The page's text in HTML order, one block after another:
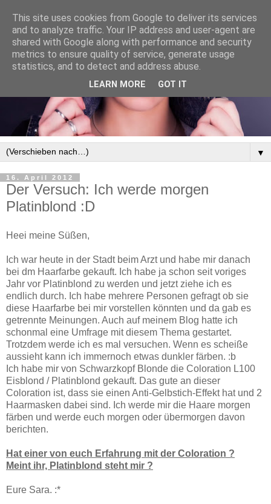
▼
16. April 2012
Der Versuch: Ich werde morgen
Platinblond :D
Heei meine Süßen,
Ich war heute in der Stadt beim Arzt und habe mir danach
bei dm Haarfarbe gekauft. Ich habe ja schon seit voriges
Jahr vor Platinblond zu werden und jetzt ziehe ich es
endlich durch. Ich habe mehrere Personen gefragt ob sie
diese Haarfarbe bei mir vorstellen könnten und da gab es
getrennte Meinungen. Auch auf meinem Blog hatte ich
schonmal eine Umfrage mit diesem Thema gestartet.
Trotzdem werde ich es mal versuchen. Wenn es scheiße
aussieht kann ich immernoch etwas dunkler färben. :b
Ich habe mir von Schwarzkopf Blonde die Coloration L100
Eisblond / Platinblond gekauft. Das gute an dieser
Coloration ist, dass sie einen Anti-Gelbstich-Effekt hat und 2
Haarmasken dabei sind. Ich werde mir die Haare morgen
färben und werde euch morgen oder übermorgen davon
berichten.
Hat einer von euch Erfahrung mit der Coloration ?
Meint ihr, Platinblond steht mir ?
Eure Sara. :*
This site uses cookies from Google to deliver its services
and to analyze traffic. Your IP address and user-agent are
shared with Google along with performance and security
metrics to ensure quality of service, generate usage
statistics, and to detect and address abuse.
LEARN MORE GOT IT